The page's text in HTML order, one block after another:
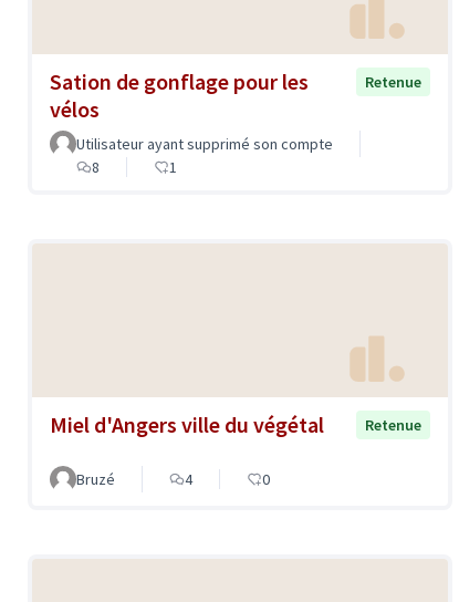
Sation de gonflage pour les
vélos
Retenue
Utilisateur ayant supprimé son compte
8
1
Miel d'Angers ville du végétal Retenue
Bruzé 4 0